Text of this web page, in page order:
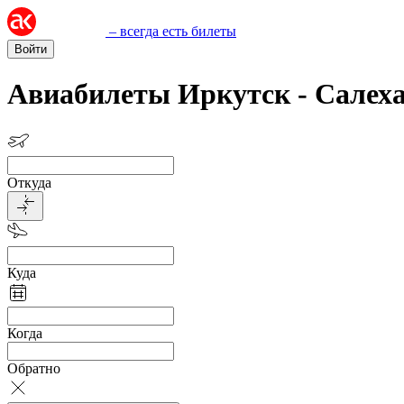
– всегда есть билеты
Войти
Авиабилеты Иркутск -
Откуда
Куда
Когда
Обратно